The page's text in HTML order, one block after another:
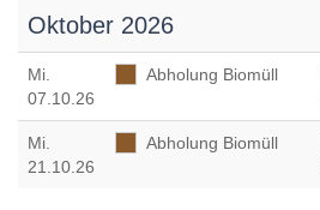
Oktober 2026
Mi.
07.10.26
Abholung Biomüll
Mi.
21.10.26
Abholung Biomüll